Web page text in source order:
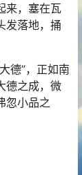
来，塞在瓦
发落地，捅
德”，正如南
德之成，微
忽小品之